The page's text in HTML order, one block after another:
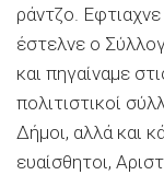
ράντζο.
έστελνε ο
και πηγαίναμε
πολιτιστικοί
Δήμοι, αλλά και
ευαίσθητοι,